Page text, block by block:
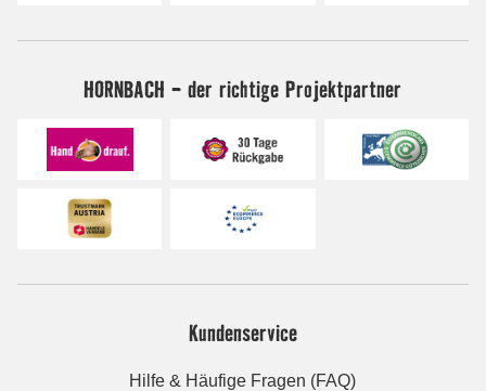
HORNBACH - der richtige Projektpartner
Kundenservice
Hilfe & Häufige Fragen (FAQ)